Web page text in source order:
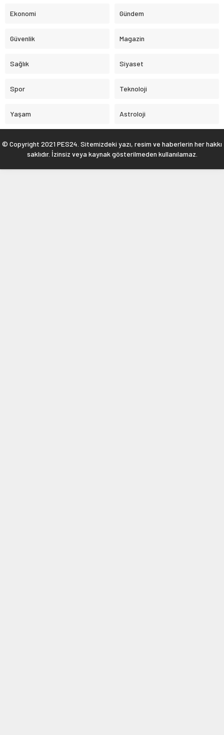
Ekonomi Gündem
Güvenlik Magazin
Sağlık Siyaset
Spor Teknoloji
Yaşam Astroloji
© Copyright 2021 PES24. Sitemizdeki yazı, resim ve haberlerin her hakkı
saklıdır. İzinsiz veya kaynak gösterilmeden kullanılamaz.